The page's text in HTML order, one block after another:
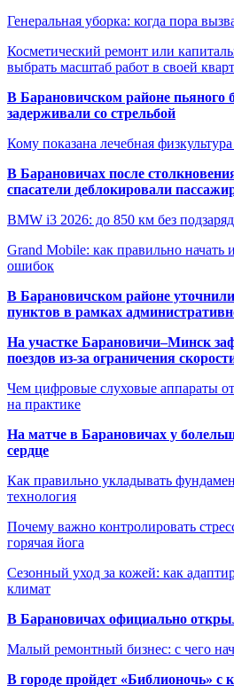
Генеральная уборка: когда пора
Косметический ремонт или
выбрать масштаб работ в своей
В Барановичском районе пьяного
задерживали со стрельбой
Кому показана лечебная
В Барановичах после
спасатели деблокировали
BMW i3 2026: до 850 км без
Grand Mobile: как правильно
ошибок
В Барановичском районе
пунктов в рамках
На участке Барановичи–Минск
поездов из-за ограничения
Чем цифровые слуховые аппараты
на практике
На матче в Барановичах у
сердце
Как правильно укладывать
технология
Почему важно контролировать
горячая йога
Сезонный уход за кожей: как
климат
В Барановичах официально
Малый ремонтный бизнес: с чего
В городе пройдет «Библионочь» с